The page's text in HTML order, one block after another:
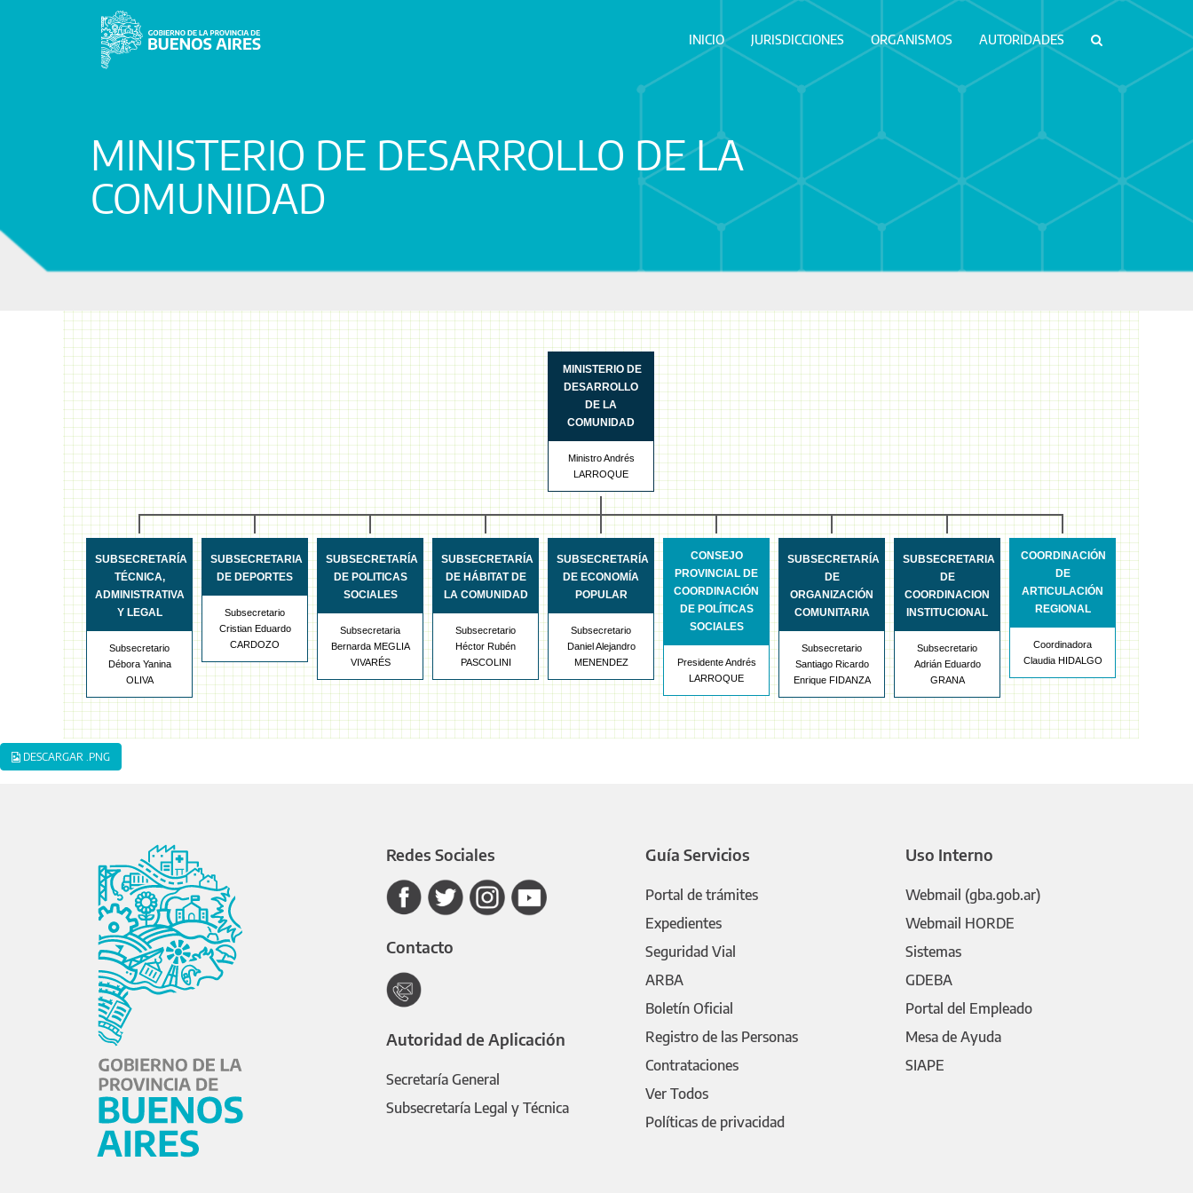
INICIO JURISDICCIONES ORGANISMOS AUTORIDADES
MINISTERIO DE DESARROLLO DE LA
COMUNIDAD
MINISTERIO DE
DESARROLLO
DE LA
COMUNIDAD
Ministro Andrés
LARROQUE
SUBSECRETARÍA
TÉCNICA,
ADMINISTRATIVA
Y LEGAL
Subsecretario
Débora Yanina
OLIVA
SUBSECRETARIA
DE DEPORTES
Subsecretario
Cristian Eduardo
CARDOZO
SUBSECRETARÍA
DE POLITICAS
SOCIALES
Subsecretaria
Bernarda MEGLIA
VIVARÉS
SUBSECRETARÍA
DE HÁBITAT DE
LA COMUNIDAD
Subsecretario
Héctor Rubén
PASCOLINI
SUBSECRETARÍA
DE ECONOMÍA
POPULAR
Subsecretario
Daniel Alejandro
MENENDEZ
CONSEJO
PROVINCIAL DE
COORDINACIÓN
DE POLÍTICAS
SOCIALES
Presidente Andrés
LARROQUE
SUBSECRETARÍA
DE
ORGANIZACIÓN
COMUNITARIA
Subsecretario
Santiago Ricardo
Enrique FIDANZA
SUBSECRETARIA
DE
COORDINACION
INSTITUCIONAL
Subsecretario
Adrián Eduardo
GRANA
COORDINACIÓN
DE
ARTICULACIÓN
REGIONAL
Coordinadora
Claudia HIDALGO
DESCARGAR .PNG
Redes Sociales
Contacto
Autoridad de Aplicación
Secretaría General
Subsecretaría Legal y Técnica
Guía Servicios
Portal de trámites
Expedientes
Seguridad Vial
ARBA
Boletín Oficial
Registro de las Personas
Contrataciones
Ver Todos
Políticas de privacidad
Uso Interno
Webmail (gba.gob.ar)
Webmail HORDE
Sistemas
GDEBA
Portal del Empleado
Mesa de Ayuda
SIAPE